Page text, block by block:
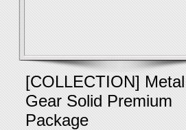
[COLLECTION] Metal
Gear Solid Premium
Package